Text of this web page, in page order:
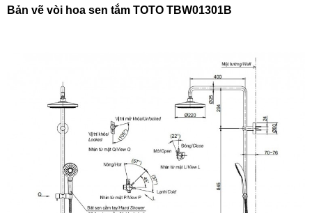
Bản vẽ vòi hoa sen tắm TOTO TBW01301B